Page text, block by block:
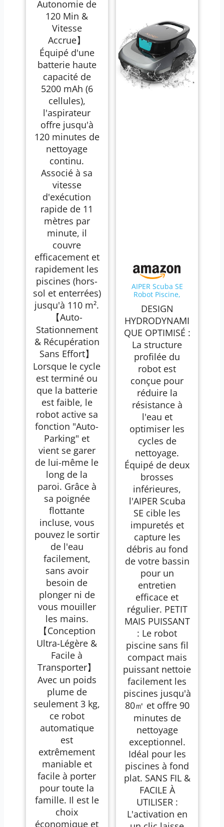
Min d'autonomie,
Auto-Stationnement
& Ultra Léger |
Robot pour Piscine
Hors-Sol ou
Enterrée à Fond Plat
jusqu'à 110 m²(bl)
Autonomie de
120 Min &
Vitesse
Accrue】
Équipé d'une
batterie haute
capacité de
5200 mAh (6
cellules),
l'aspirateur
offre jusqu'à
120 minutes de
nettoyage
continu.
Associé à sa
vitesse
d'exécution
rapide de 11
mètres par
minute, il
couvre
efficacement et
rapidement les
piscines (hors-
sol et enterrées)
jusqu'à 110 m².
【Auto-
Stationnement
& Récupération
Sans Effort】
Lorsque le cycle
est terminé ou
que la batterie
est faible, le
robot active sa
fonction "Auto-
Parking" et
vient se garer
de lui-même le
long de la
paroi. Grâce à
sa poignée
flottante
incluse, vous
pouvez le sortir
de l'eau
facilement,
sans avoir
besoin de
plonger ni de
vous mouiller
les mains.
【Conception
Ultra-Légère &
Facile à
Transporter】
Avec un poids
plume de
seulement 3 kg,
ce robot
automatique
est
extrêmement
maniable et
facile à porter
pour toute la
famille. Il est le
choix
économique et
AIPER Scuba SE
Robot Piscine,
sans Fil, 90 Minutes
de Nettoyage,
Stationnement
Automatique,
Nettoyeur de
Piscine Compact et
Léger, Idéal pour
Les Piscines Hors
Sol 80㎡
DESIGN
HYDRODYNAMI
QUE OPTIMISÉ :
La structure
profilée du
robot est
conçue pour
réduire la
résistance à
l'eau et
optimiser les
cycles de
nettoyage.
Équipé de deux
brosses
inférieures,
l'AIPER Scuba
SE cible les
impuretés et
capture les
débris au fond
de votre bassin
pour un
entretien
efficace et
régulier. PETIT
MAIS PUISSANT
: Le robot
piscine sans fil
compact mais
puissant nettoie
facilement les
piscines jusqu'à
80㎡ et offre 90
minutes de
nettoyage
exceptionnel.
Idéal pour les
piscines à fond
plat. SANS FIL &
FACILE À
UTILISER :
L'activation en